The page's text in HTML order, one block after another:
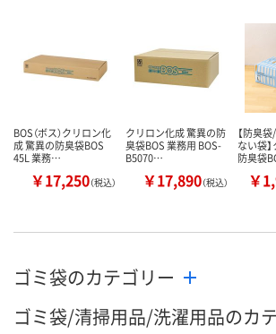
BOS（ボス）クリロン化
成 驚異の防臭袋BOS
45L 業務…
￥17,250（税込）
クリロン化成 驚異の防
臭袋BOS 業務用 BOS-
B5070…
￥17,890（税込）
【防臭
ない袋
防臭袋
￥
ゴミ袋のカテゴリー
ゴミ袋/清掃用品/洗濯用品のカ